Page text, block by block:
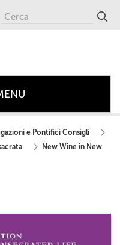
+
e Pontifici Consigli
New Wine in New